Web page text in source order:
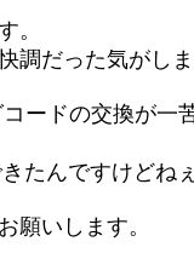
。
調だった気がし
ードの交換が一
たんですけどね
願いします。